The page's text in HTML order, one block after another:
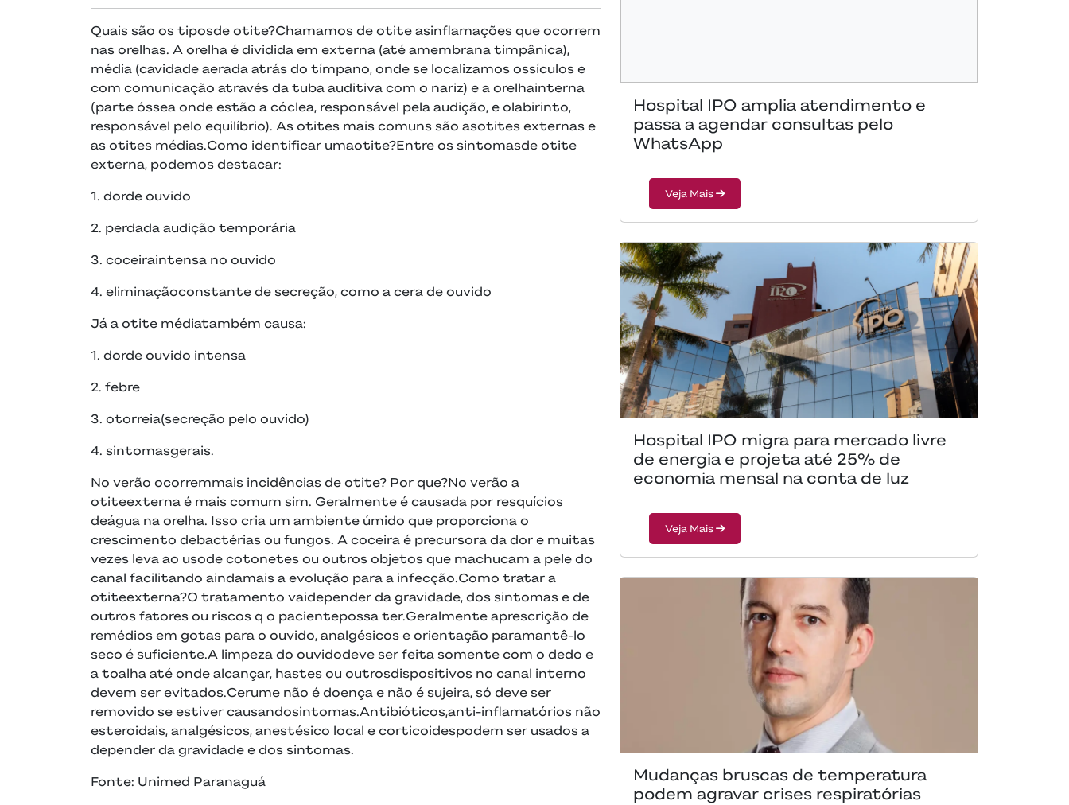
Quais são os tiposde otite?Chamamos de otite asinflamações que ocorrem
nas orelhas. A orelha é dividida em externa (até amembrana timpânica),
média (cavidade aerada atrás do tímpano, onde se localizamos ossículos e
com comunicação através da tuba auditiva com o nariz) e a orelhainterna
(parte óssea onde estão a cóclea, responsável pela audição, e olabirinto,
responsável pelo equilíbrio). As otites mais comuns são asotites externas e
as otites médias.Como identificar umaotite?Entre os sintomasde otite
externa, podemos destacar:
1. dorde ouvido
2. perdada audição temporária
3. coceiraintensa no ouvido
4. eliminaçãoconstante de secreção, como a cera de ouvido
Já a otite médiatambém causa:
1. dorde ouvido intensa
2. febre
3. otorreia(secreção pelo ouvido)
4. sintomasgerais.
No verão ocorremmais incidências de otite? Por que?No verão a
otiteexterna é mais comum sim. Geralmente é causada por resquícios
deágua na orelha. Isso cria um ambiente úmido que proporciona o
crescimento debactérias ou fungos. A coceira é precursora da dor e muitas
vezes leva ao usode cotonetes ou outros objetos que machucam a pele do
canal facilitando aindamais a evolução para a infecção.Como tratar a
otiteexterna?O tratamento vaidepender da gravidade, dos sintomas e de
outros fatores ou riscos q o pacientepossa ter.Geralmente aprescrição de
remédios em gotas para o ouvido, analgésicos e orientação paramantê-lo
seco é suficiente.A limpeza do ouvidodeve ser feita somente com o dedo e
a toalha até onde alcançar, hastes ou outrosdispositivos no canal interno
devem ser evitados.Cerume não é doença e não é sujeira, só deve ser
removido se estiver causandosintomas.Antibióticos,anti-inflamatórios não
esteroidais, analgésicos, anestésico local e corticoidespodem ser usados a
depender da gravidade e dos sintomas.
Fonte: Unimed Paranaguá
Hospital IPO amplia atendimento e
passa a agendar consultas pelo
WhatsApp
Veja Mais
Hospital IPO migra para mercado livre
de energia e projeta até 25% de
economia mensal na conta de luz
Veja Mais
Mudanças bruscas de temperatura
podem agravar crises respiratórias